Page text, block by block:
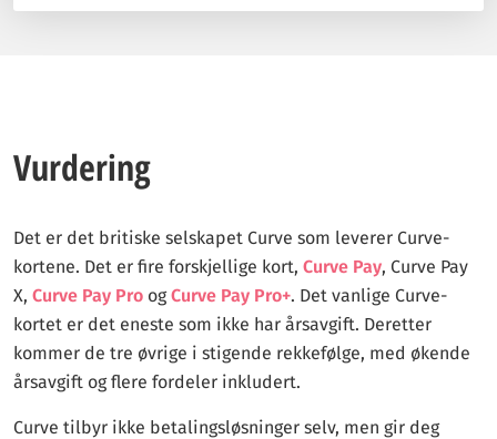
Vurdering
Det er det britiske selskapet Curve som leverer Curve-
kortene. Det er fire forskjellige kort, Curve Pay, Curve Pay
X, Curve Pay Pro ogCurve Pay Pro+. Det vanlige Curve-
kortet er det eneste som ikke har årsavgift. Deretter
kommer de tre øvrige i stigende rekkefølge, med økende
årsavgift og flere fordeler inkludert.
Curve tilbyr ikke betalingsløsninger selv, men gir deg